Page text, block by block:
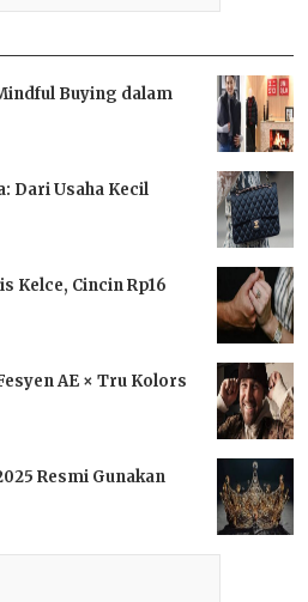
Buying dalam
Dari Usaha Kecil
Kelce, Cincin Rp16
AE × Tru Kolors
Resmi Gunakan